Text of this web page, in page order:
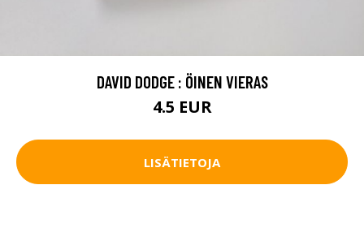
DAVID DODGE : ÖINEN VIERAS
4.5 EUR
LISÄTIETOJA